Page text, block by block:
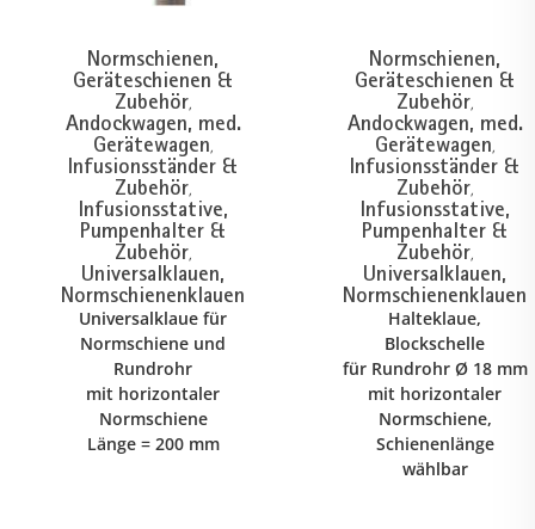
Normschienen,
Geräteschienen &
Zubehör,
Andockwagen, med.
Gerätewagen,
Infusionsständer &
Zubehör,
Infusionsstative,
Pumpenhalter &
Zubehör,
Universalklauen,
Normschienenklauen
Universalklaue für
Normschiene und
Rundrohr
mit horizontaler
Normschiene
Länge = 200 mm
Normschienen,
Geräteschienen &
Zubehör,
Andockwagen, med.
Gerätewagen,
Infusionsständer &
Zubehör,
Infusionsstative,
Pumpenhalter &
Zubehör,
Universalklauen,
Normschienenklauen
Halteklaue,
Blockschelle
für Rundrohr Ø 18 mm
mit horizontaler
Normschiene,
Schienenlänge
wählbar